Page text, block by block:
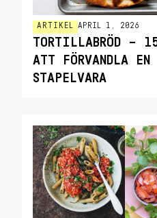
ARTIKEL APRIL 1, 2026
TORTILLABRÖD –
ATT FÖRVANDLA EN
STAPELVARA